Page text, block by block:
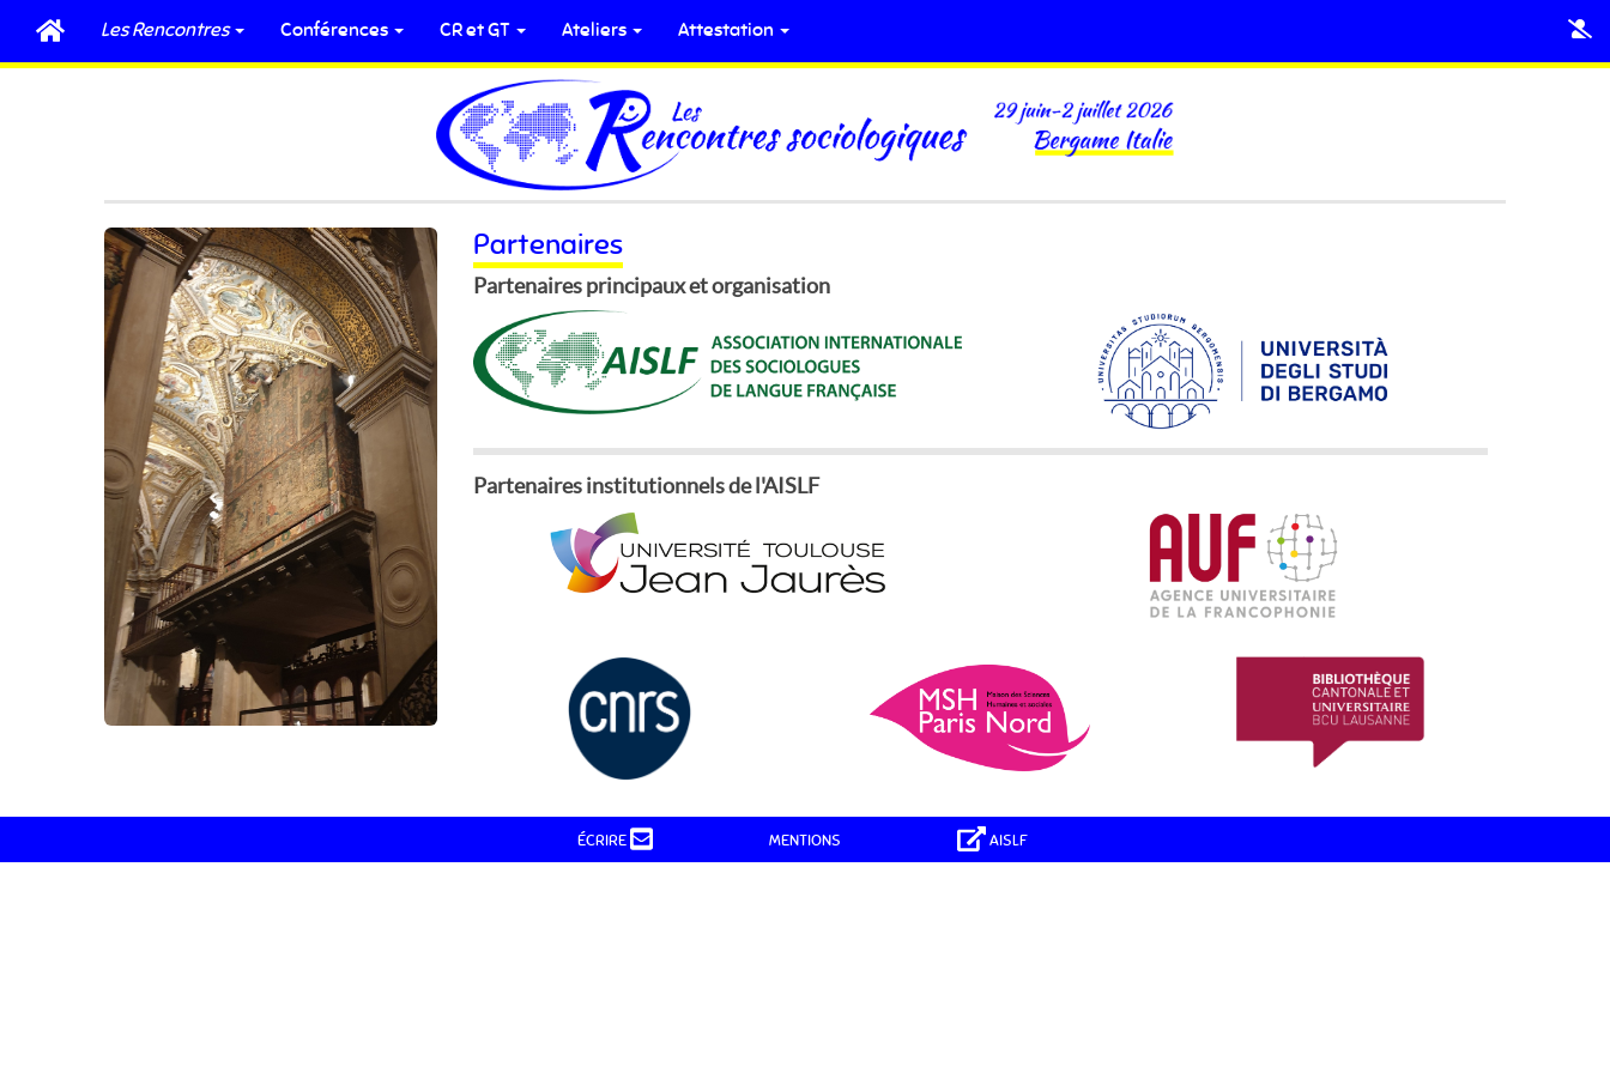
Les Rencontres Conférences CR et GT Ateliers Attestation
Partenaires
Partenaires principaux et organisation
Partenaires institutionnels de l'AISLF
ÉCRIRE MENTIONS AISLF